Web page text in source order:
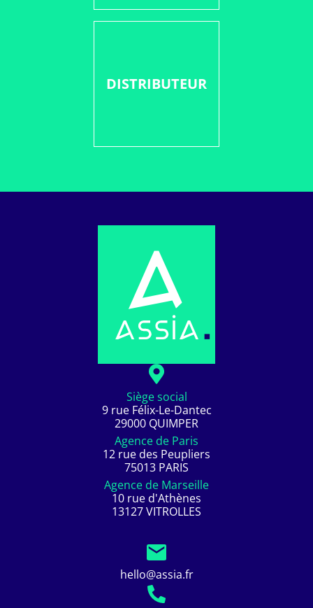
DISTRIBUTEUR
Siège social
9 rue Félix-Le-Dantec
29000 QUIMPER
Agence de Paris
12 rue des Peupliers
75013 PARIS
Agence de Marseille
10 rue d'Athènes
13127 VITROLLES
hello@assia.fr